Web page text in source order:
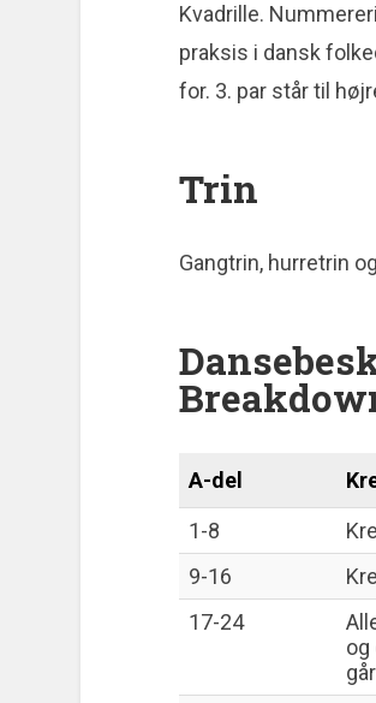
Kvadrille.
praksis i dansk
for. 3. par står til
Trin
Gangtrin, hurretrin
A-del
1-8
9-16
17-24
og